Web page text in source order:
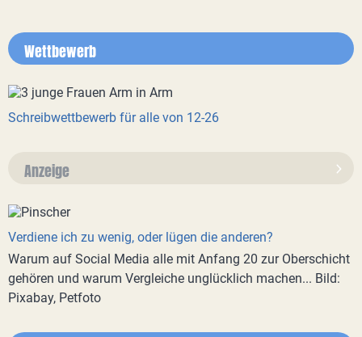
Wettbewerb
Schreibwettbewerb für alle von 12-26
Anzeige
Verdiene ich zu wenig, oder lügen die anderen?
Warum auf Social Media alle mit Anfang 20 zur Oberschicht
gehören und warum Vergleiche unglücklich machen... Bild:
Pixabay, Petfoto